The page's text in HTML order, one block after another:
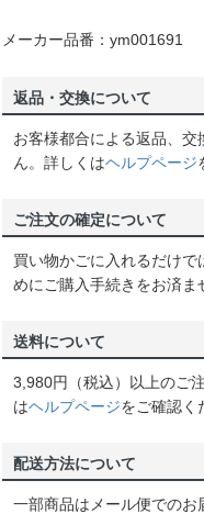
メーカー品番：ym001691
返品・交換について
お客様都合による返品、
ん。詳しくはヘルプページ
ご注文の確定について
買い物かごに入れるだけ
めにご購入手続きをお済ま
送料について
3,980円（税込）以上のご
はヘルプページをご確認く
配送方法について
一部商品はメール便でのお